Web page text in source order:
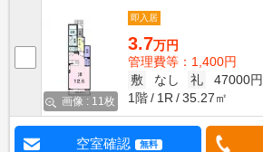
画像 : 11枚
即入居
3.7万円
管理費等：1,400円
敷
なし 礼
47000円
1階
1R 35.27㎡
空室確認 無料